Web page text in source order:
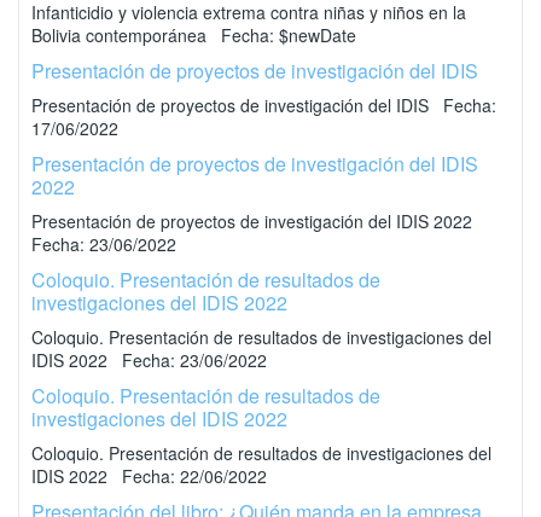
Infanticidio y violencia extrema contra niñas y niños en la
Bolivia contemporánea Fecha: $newDate
Presentación de proyectos de investigación del IDIS
Presentación de proyectos de investigación del IDIS Fecha:
17/06/2022
Presentación de proyectos de investigación del IDIS
2022
Presentación de proyectos de investigación del IDIS 2022
Fecha: 23/06/2022
Coloquio. Presentación de resultados de
investigaciones del IDIS 2022
Coloquio. Presentación de resultados de investigaciones del
IDIS 2022 Fecha: 23/06/2022
Coloquio. Presentación de resultados de
investigaciones del IDIS 2022
Coloquio. Presentación de resultados de investigaciones del
IDIS 2022 Fecha: 22/06/2022